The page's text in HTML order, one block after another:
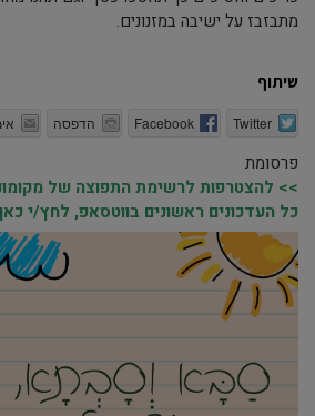
מתבזבז על ישיבה במזנונים.
שיתוף
Twitter
Facebook הדפסה
פרסומת
>> להצטרפות לרשימת התפוצה של
כל העדכונים ראשונים בווטסאפ, לחץ/י